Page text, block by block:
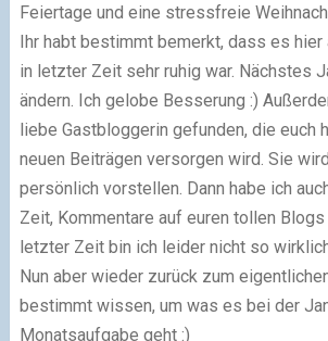
Feiertage und eine stressfreie
Ihr habt bestimmt bemerkt, dass es hier
in letzter Zeit sehr ruhig war. Nächstes
ändern. Ich gelobe Besserung :)
liebe Gastbloggerin gefunden, die euch
neuen Beiträgen versorgen wird. Sie
persönlich vorstellen. Dann habe ich
Zeit, Kommentare auf euren tollen
letzter Zeit bin ich leider nicht so
Nun aber wieder zurück zum
bestimmt wissen, um was es bei der
Monatsaufgabe geht :)